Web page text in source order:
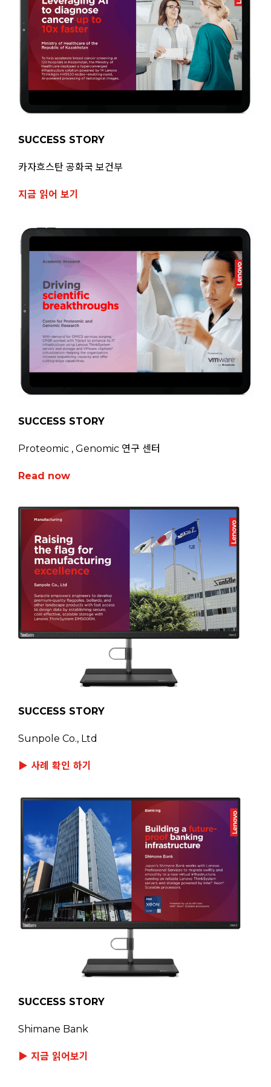
SUCCESS STORY
카자흐스탄 공화국 보건부
지금 읽어 보기
SUCCESS STORY
Proteomic , Genomic 연구 센터
Read now
SUCCESS STORY
Sunpole Co., Ltd
▶ 사례 확인 하기
SUCCESS STORY
Shimane Bank
▶ 지금 읽어보기